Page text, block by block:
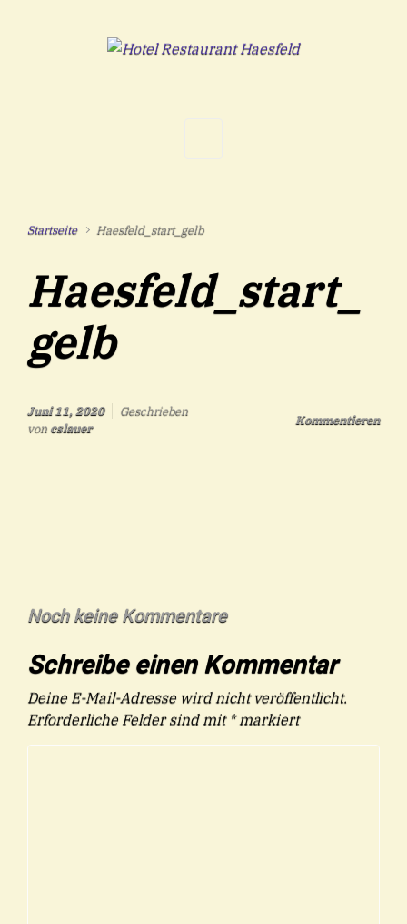
Startseite Haesfeld_start_gelb
Haesfeld_start_
gelb
Juni 11, 2020
Geschrieben
von cslauer
Kommentieren
Noch keine Kommentare
Schreibe einen Kommentar
Deine E-Mail-Adresse wird nicht veröffentlicht.
Erforderliche Felder sind mit *markiert